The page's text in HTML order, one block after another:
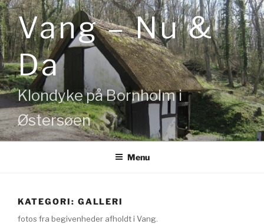
Videre
til
indholdVang – Nu &
Da
Klondyke på Bornholm i
Østersøen
Menu
KATEGORI: GALLERI
fotos fra begivenheder afholdt i Vang.